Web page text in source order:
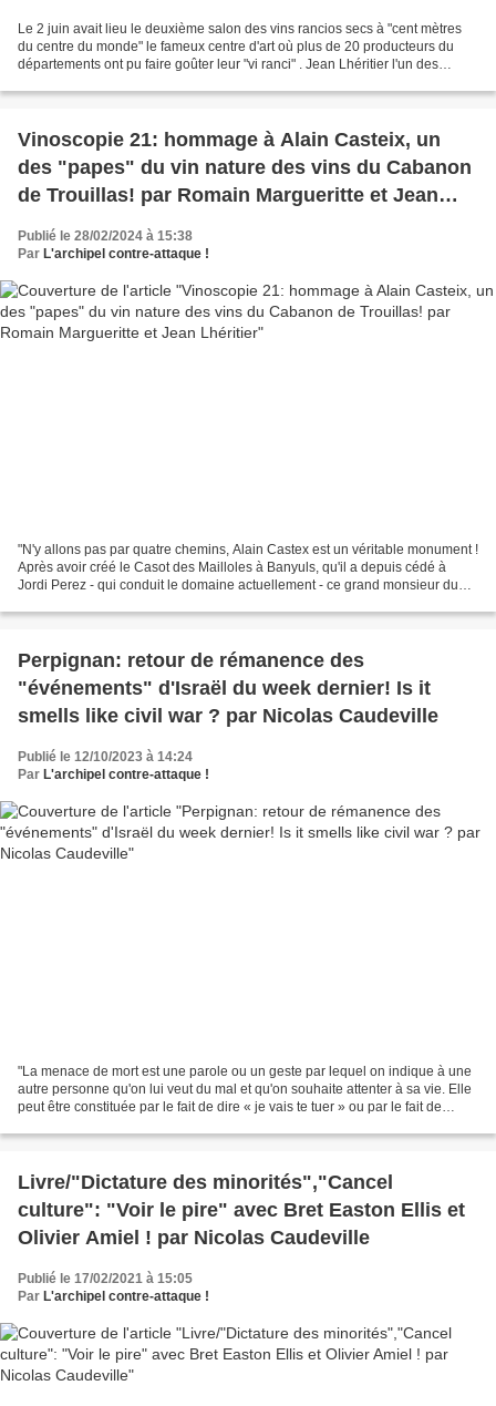
Le 2 juin avait lieu le deuxième salon des vins rancios secs à "cent mètres
du centre du monde" le fameux centre d'art où plus de 20 producteurs du
départements ont pu faire goûter leur "vi ranci" . Jean Lhéritier l'un des
Vinoscopie 21: hommage à Alain Casteix, un
des "papes" du vin nature des vins du Cabanon
de Trouillas! par Romain Margueritte et Jean
Publié le 28/02/2024 à 15:38
Par L'archipel contre-attaque !
"N'y allons pas par quatre chemins, Alain Castex est un véritable monument !
Après avoir créé le Casot des Mailloles à Banyuls, qu'il a depuis cédé à
Jordi Perez - qui conduit le domaine actuellement - ce grand monsieur du
Perpignan: retour de rémanence des
"événements" d'Israël du week dernier! Is it
smells like civil war ? par Nicolas Caudeville
Publié le 12/10/2023 à 14:24
Par L'archipel contre-attaque !
"La menace de mort est une parole ou un geste par lequel on indique à une
autre personne qu'on lui veut du mal et qu'on souhaite attenter à sa vie. Elle
peut être constituée par le fait de dire « je vais te tuer » ou par le fait de
Livre/"Dictature des minorités","Cancel
culture": "Voir le pire" avec Bret Easton Ellis et
Olivier Amiel ! par Nicolas Caudeville
Publié le 17/02/2021 à 15:05
Par L'archipel contre-attaque !